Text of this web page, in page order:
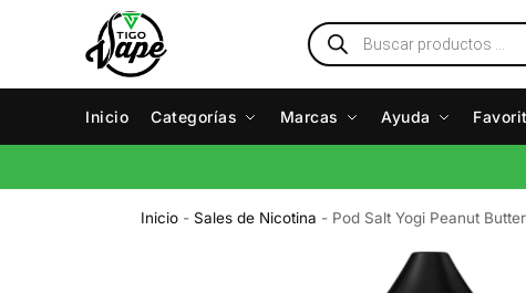
Inicio Categorías Marcas Ayuda
Inicio -Sales de Nicotina - Pod Salt Yogi Peanut